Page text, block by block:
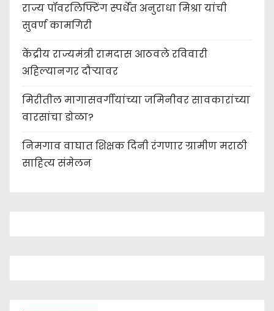
राज्य पॉवरलिफ्टिंग स्पर्धेत अनुराधा मिश्रा यांची
सुवर्ण कामगिरी
केंद्रीय राज्यमंत्री रामदास आठवले रविवारी
अहिल्यानगर दौऱ्यावर
मिरीतील मागासवर्गीयांच्या जमिनीवर सावकारांच्या
वारसांचा डोळा?
निमगाव वाघात शिक्षक दिनी रंगणार ग्रामीण मराठी
साहित्य संमेलन